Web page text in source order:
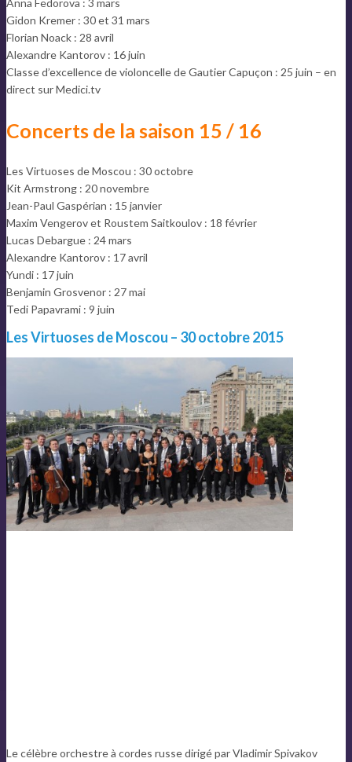
Anna Fedorova : 3 mars
Gidon Kremer : 30 et 31 mars
Florian Noack : 28 avril
Alexandre Kantorov : 16 juin
Classe d’excellence de violoncelle de Gautier Capuçon : 25 juin – en
direct sur Medici.tv
Concerts de la saison 15 / 16
Les Virtuoses de Moscou : 30 octobre
Kit Armstrong : 20 novembre
Jean-Paul Gaspérian : 15 janvier
Maxim Vengerov et Roustem Saitkoulov : 18 février
Lucas Debargue : 24 mars
Alexandre Kantorov : 17 avril
Yundi : 17 juin
Benjamin Grosvenor : 27 mai
Tedi Papavrami : 9 juin
Les Virtuoses de Moscou – 30 octobre 2015
Le célèbre orchestre à cordes russe dirigé par Vladimir Spivakov